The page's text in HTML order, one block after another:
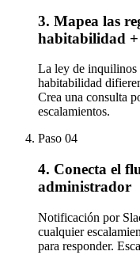
3. Mapea las
habitabilidad +
La ley de inquilinos
habitabilidad
Crea una consulta
escalamientos.
Paso 04
4. Conecta el
administrador
Notificación por
cualquier
para responder.